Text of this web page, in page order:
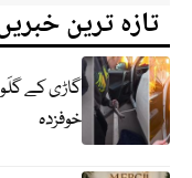
تازہ ترین
گاڑی کے گلَو
خوفزدہ